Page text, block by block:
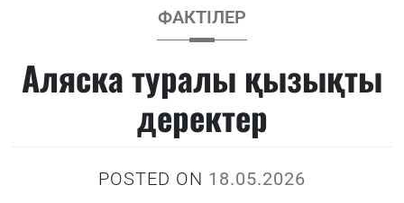
ФАКТІЛЕР
Аляска туралы қызықты
деректер
POSTED ON 18.05.2026